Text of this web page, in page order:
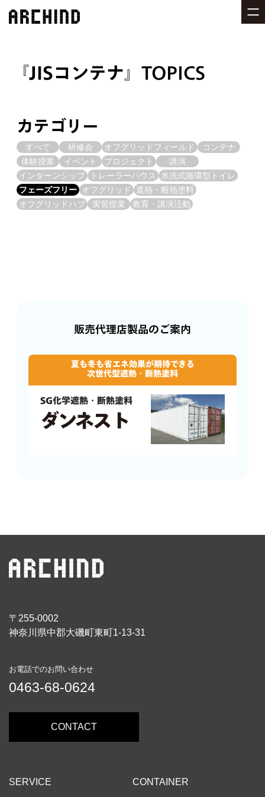
JISコンテナ TOPICS
カテゴリー
すべて 研修会 オフグリッドフィールド
コンテナ
体験授業
イベント プロジェクト
講演
インターンシップ
トレーラーハウス
水洗式循環型トイレ
フェーズフリー オフグリッド
遮熱・断熱塗料
オフグリッドハブ
実習授業 教育・講演活動
販売代理店製品のご案内
夏も冬も省エネ効果が期待できる
次世代型遮熱・断熱塗料
SG化学遮熱・断熱塗料
ダンネスト
〒255-0002
神奈川県中郡大磯町東町1-13-31
SERVICE CONTAINER
お電話でのお問い合わせ
0463-68-0624
CONTACT